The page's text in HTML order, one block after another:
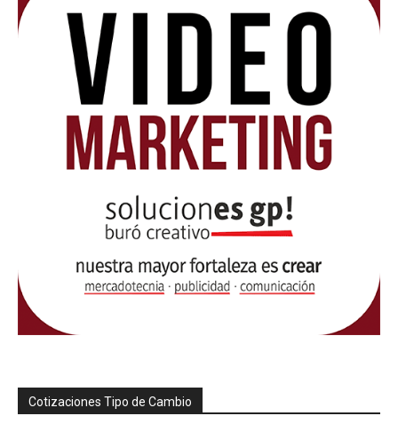
Cotizaciones Tipo de Cambio